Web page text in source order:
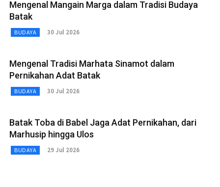
Mengenal Mangain Marga dalam Tradisi Budaya
Batak
BUDAYA 30 Jul 2026
Mengenal Tradisi Marhata Sinamot dalam
Pernikahan Adat Batak
BUDAYA 30 Jul 2026
Batak Toba di Babel Jaga Adat Pernikahan, dari
Marhusip hingga Ulos
BUDAYA 29 Jul 2026